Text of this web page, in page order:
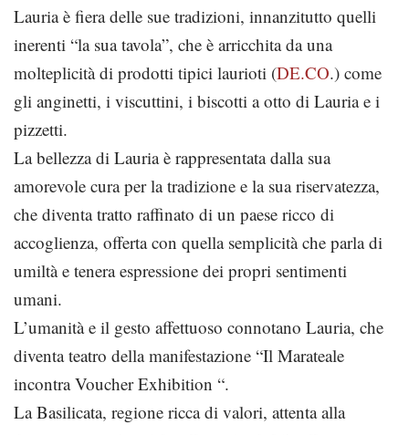
Lauria è fiera delle sue tradizioni, innanzitutto quelli
inerenti “la sua tavola”, che è arricchita da una
molteplicità di prodotti tipici laurioti (DE.CO.) come
gli anginetti, i viscuttini, i biscotti a otto di Lauria e i
pizzetti.
La bellezza di Lauria è rappresentata dalla sua
amorevole cura per la tradizione e la sua riservatezza,
che diventa tratto raffinato di un paese ricco di
accoglienza, offerta con quella semplicità che parla di
umiltà e tenera espressione dei propri sentimenti
umani.
L’umanità e il gesto affettuoso connotano Lauria, che
diventa teatro della manifestazione “Il Marateale
incontra Voucher Exhibition “.
La Basilicata, regione ricca di valori, attenta alla